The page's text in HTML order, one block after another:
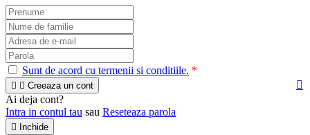

Sunt de acord cu termenii si conditiile. *
  Creeaza un cont
Ai deja cont?
Intra in contul tau sau Reseteaza parola
 Inchide